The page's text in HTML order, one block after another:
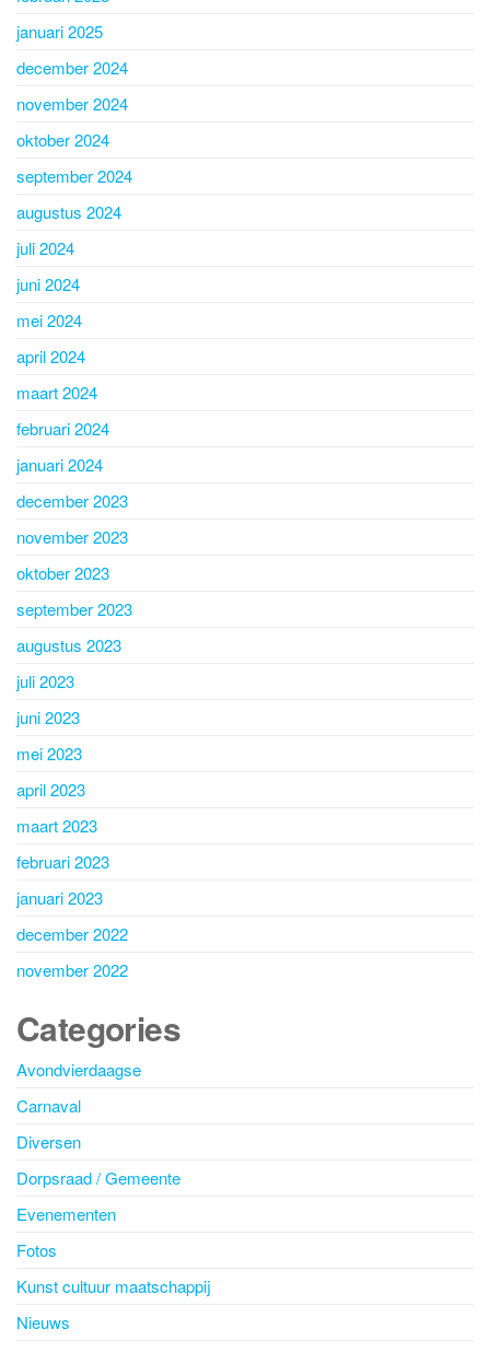
januari 2025
december 2024
november 2024
oktober 2024
september 2024
augustus 2024
juli 2024
juni 2024
mei 2024
april 2024
maart 2024
februari 2024
januari 2024
december 2023
november 2023
oktober 2023
september 2023
augustus 2023
juli 2023
juni 2023
mei 2023
april 2023
maart 2023
februari 2023
januari 2023
december 2022
november 2022
Categories
Avondvierdaagse
Carnaval
Diversen
Dorpsraad / Gemeente
Evenementen
Fotos
Kunst cultuur maatschappij
Nieuws